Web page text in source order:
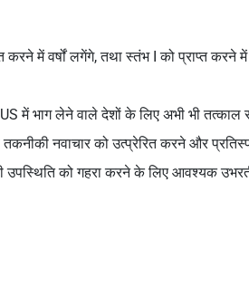
करने में वर्षों लगेंगे, तथा स्तंभ I को प्राप्त
में भाग लेने वाले देशों के लिए अभी भी तत्काल
नवाचार को उत्प्रेरित करने और
उपस्थिति को गहरा करने के लिए आवश्यक